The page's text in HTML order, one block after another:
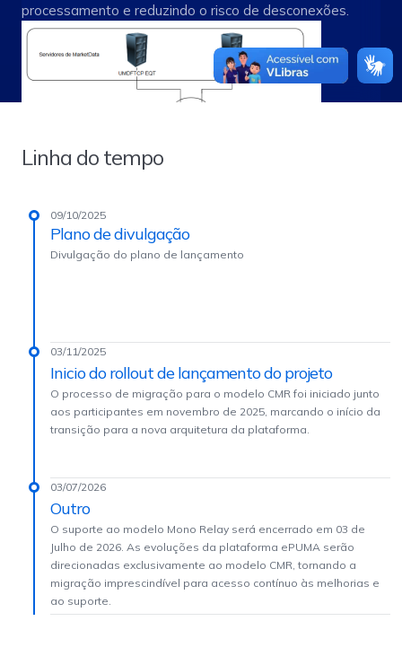
processamento e reduzindo o risco de desconexões.
todo o fluxo de recebimento do MarketData através das
conexões de UMDFTCP conforme mostra o exemplo
abaixo:
Linha do tempo
09/10/2025
Plano de divulgação
Divulgação do plano de lançamento
03/11/2025
Inicio do rollout de lançamento do projeto
O processo de migração para o modelo CMR foi iniciado junto
aos participantes em novembro de 2025, marcando o início da
transição para a nova arquitetura da plataforma.
03/07/2026
Outro
O suporte ao modelo Mono Relay será encerrado em 03 de
Julho de 2026. As evoluções da plataforma ePUMA serão
direcionadas exclusivamente ao modelo CMR, tornando a
migração imprescindível para acesso contínuo às melhorias e
ao suporte.